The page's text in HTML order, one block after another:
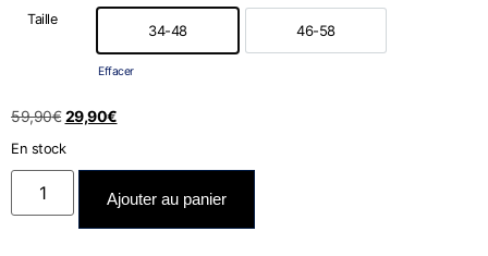
Taille
34-48 46-58
Effacer
59,90€ 29,90€
En stock
Ajouter au panier